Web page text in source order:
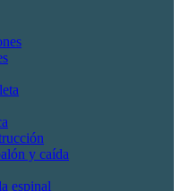
y caída
espinal